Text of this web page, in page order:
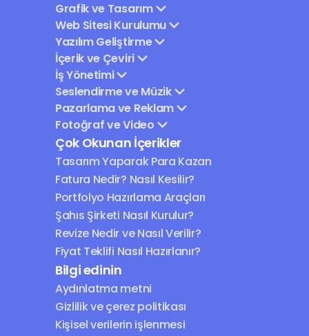
Grafik ve Tasarım
Web Sitesi Kurulumu
Yazılım Geliştirme
İçerik ve Çeviri
İş Yönetimi
Seslendirme ve Müzik
Pazarlama ve Reklam
Fotoğraf ve Video
Çok Okunan İçerikler
Tasarım Yaparak Para Kazan
Fatura Nedir? Nasıl Kesilir?
Portfolyo Hazırlama Araçları
Şahıs Şirketi Nasıl Kurulur?
Revize Nedir ve Nasıl Verilir?
Fiyat Teklifi Nasıl Hazırlanır?
Bilgi edinin
Aydınlatma metni
Gizlilik ve çerez politikası
Kişisel verilerin işlenmesi